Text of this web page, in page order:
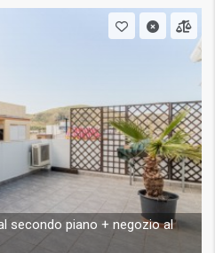
secondo piano + negozio al